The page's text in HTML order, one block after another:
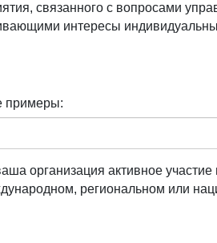
связанного с вопросами
интересы
примеры:
организация активное
региональном или